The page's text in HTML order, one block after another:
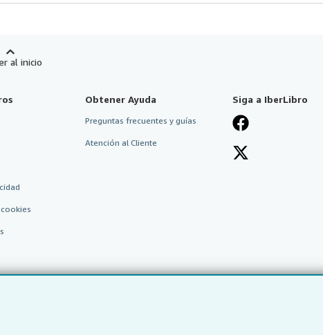
al inicio
Obtener Ayuda
Preguntas frecuentes y guías
Atención al Cliente
Siga a IberLibro